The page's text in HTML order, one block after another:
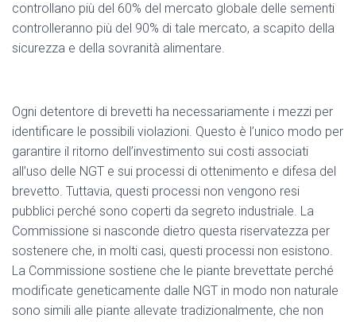
controllano più del 60% del mercato globale delle sementi
controlleranno più del 90% di tale mercato, a scapito della
sicurezza e della sovranità alimentare.
Ogni detentore di brevetti ha necessariamente i mezzi per
identificare le possibili violazioni. Questo è l’unico modo per
garantire il ritorno dell’investimento sui costi associati
all’uso delle NGT e sui processi di ottenimento e difesa del
brevetto. Tuttavia, questi processi non vengono resi
pubblici perché sono coperti da segreto industriale. La
Commissione si nasconde dietro questa riservatezza per
sostenere che, in molti casi, questi processi non esistono.
La Commissione sostiene che le piante brevettate perché
modificate geneticamente dalle NGT in modo non naturale
sono simili alle piante allevate tradizionalmente, che non